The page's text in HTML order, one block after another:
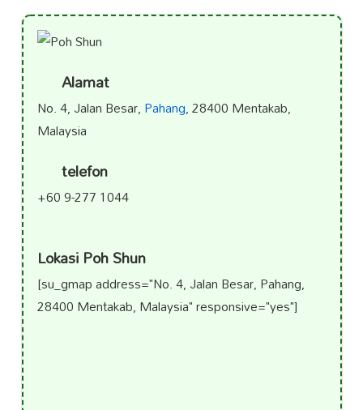
Alamat
No. 4, Jalan Besar,Pahang, 28400 Mentakab,
Malaysia
telefon
+60 9-277 1044
Lokasi Poh Shun
[su_gmap address="No. 4, Jalan Besar, Pahang,
28400 Mentakab, Malaysia" responsive="yes"]